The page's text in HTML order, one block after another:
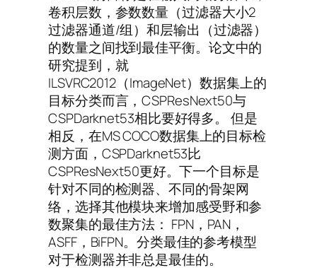
卷积层数，参数数量（过滤器大小2
过滤器通道/组）和层输出（过滤器）
的数量之间找到最佳平衡。论文中的
研究提到，就
ILSVRC2012（ImageNet）数据集上的
目标分类而言，CSPResNext50与
CSPDarknet53相比要好得多。 但是
相反，在MS COCO数据集上的目标检
测方面，CSPDarknet53比
CSPResNext50更好。下一个目标是
针对不同的检测器、不同的骨架网
络，选择其他模块来增加感受野和参
数聚集的最佳方法： FPN，PAN，
ASFF，BiFPN。分类最佳的参考模型
对于检测器并非总是最佳的。